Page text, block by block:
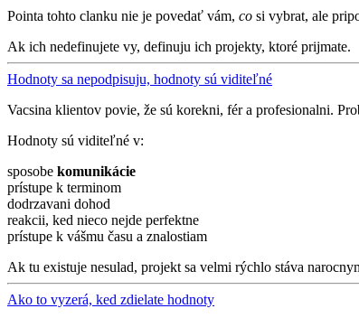
Pointa tohto clanku nie je povedať vám, co si vybrat, ale
Ak ich nedefinujete vy, definuju ich projekty, ktoré prijmate.
Hodnoty sa nepodpisuju, hodnoty sú viditeľné
Vacsina klientov povie, že sú korekni, fér a profesionalni.
Hodnoty sú viditeľné v:
sposobe komunikácie
prístupe k terminom
dodrzavani dohod
reakcii, ked nieco nejde perfektne
prístupe k vášmu času a znalostiam
Ak tu existuje nesulad, projekt sa velmi rýchlo stáva
Ako to vyzerá, ked zdielate hodnoty